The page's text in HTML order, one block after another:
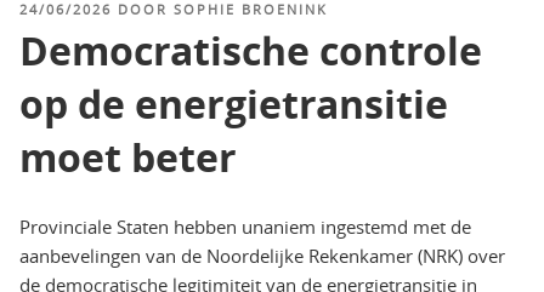
GEPLAATST
24/06/2026 DOOR SOPHIE BROENINK
Democratische controle
op de energietransitie
moet beter
Provinciale Staten hebben unaniem ingestemd met de
aanbevelingen van de Noordelijke Rekenkamer (NRK) over
de democratische legitimiteit van de energietransitie in